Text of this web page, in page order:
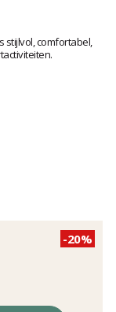
stijlvol, comfortabel,
-20%